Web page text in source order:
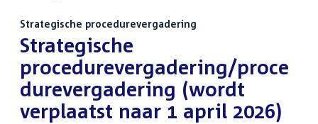
Strategische procedurevergadering
:Strategische
procedurevergadering/proce
durevergadering (wordt
verplaatst naar 1 april 2026)